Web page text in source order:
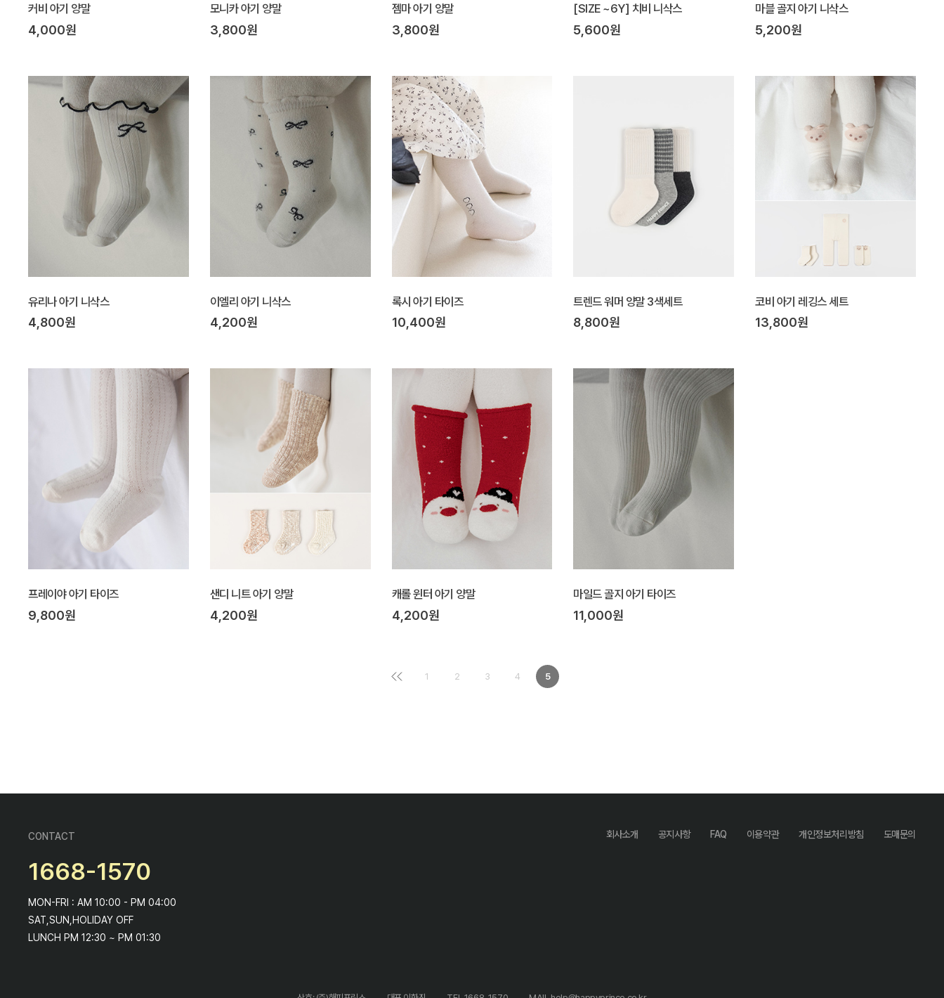
커비 아기 양말
4,000원
모니카 아기 양말
3,800원
젬마 아기 양말
3,800원
[SIZE ~6Y] 치비 니삭스
5,600원
마블 골지 아기 니삭스
5,200원
유리나 아기 니삭스
4,800원
이엘리 아기 니삭스
4,200원
록시 아기 타이즈
10,400원
트렌드 워머 양말 3색세트
8,800원
코비 아기 레깅스 세트
13,800원
프레이야 아기 타이즈
9,800원
샌디 니트 아기 양말
4,200원
캐롤 윈터 아기 양말
4,200원
마일드 골지 아기 타이즈
11,000원
1 2 3 4 5
CONTACT
1668-1570
MON-FRI : AM 10:00 - PM 04:00
SAT,SUN,HOLIDAY OFF
LUNCH PM 12:30 ~ PM 01:30
회사소개 공지사항 FAQ 이용약관 개인정보처리방침 도매문의